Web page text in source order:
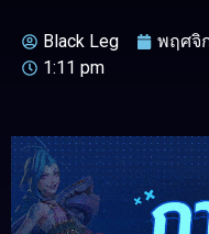
Black Leg
พฤศจิ
1:11 pm